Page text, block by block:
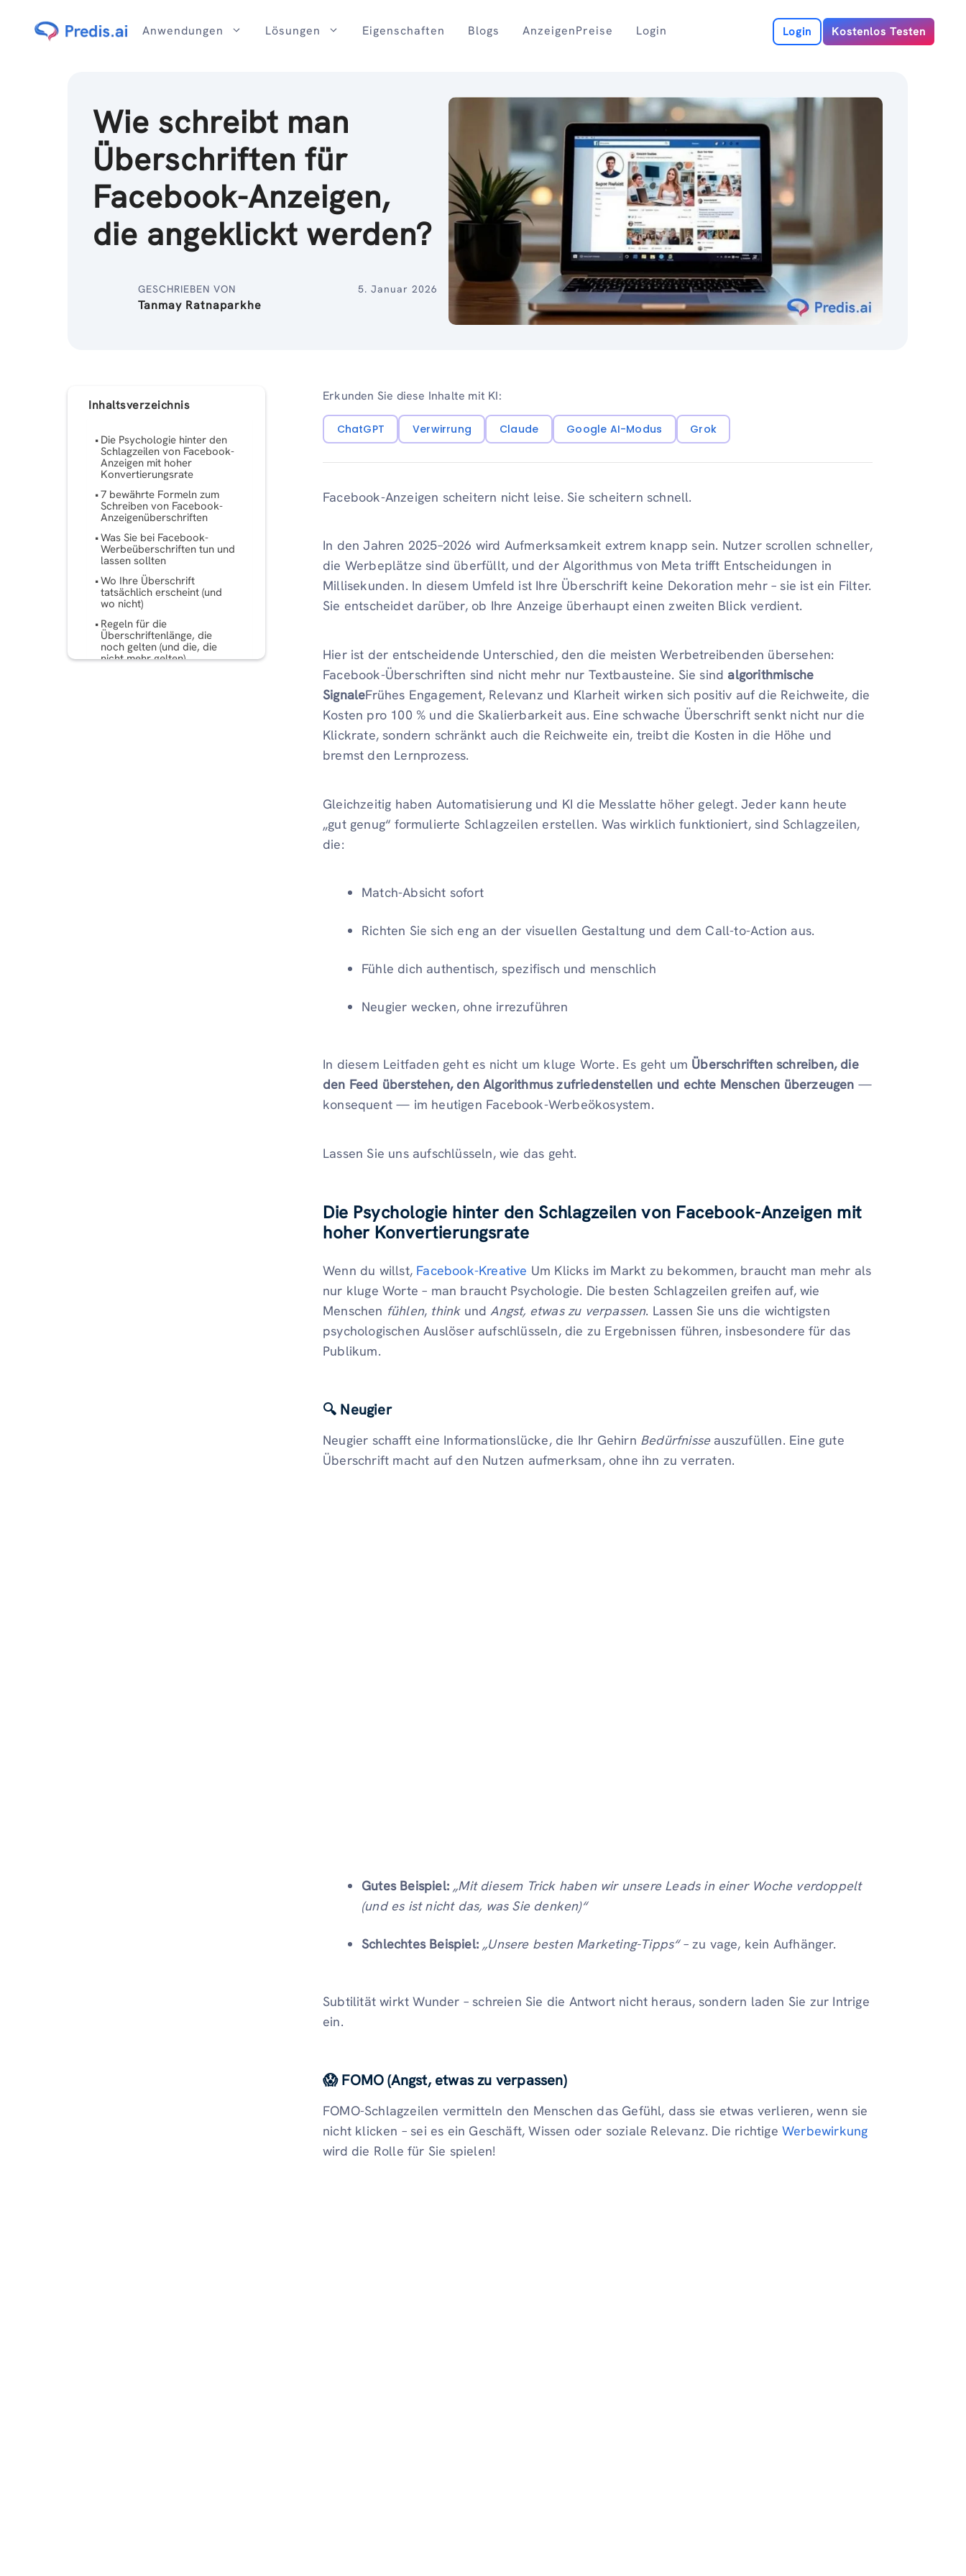
Anwendungen Lösungen Eigenschaften Blogs AnzeigenPreise Login Login Kostenlos Testen
Wie schreibt man
Überschriften für
Facebook-Anzeigen,
die angeklickt werden?
GESCHRIEBEN VON
Tanmay Ratnaparkhe
5. Januar 2026
Inhaltsverzeichnis
Die Psychologie hinter den
Schlagzeilen von Facebook-
Anzeigen mit hoher
Konvertierungsrate
7 bewährte Formeln zum
Schreiben von Facebook-
Anzeigenüberschriften
Was Sie bei Facebook-
Werbeüberschriften tun und
lassen sollten
Wo Ihre Überschrift
tatsächlich erscheint (und
wo nicht)
Regeln für die
Überschriftenlänge, die
noch gelten (und die, die
nicht mehr gelten)
Erkunden Sie diese Inhalte mit KI:
ChatGPT Verwirrung Claude Google AI-Modus Grok
Facebook-Anzeigen scheitern nicht leise. Sie scheitern schnell.
In den Jahren 2025–2026 wird Aufmerksamkeit extrem knapp sein. Nutzer scrollen schneller,
die Werbeplätze sind überfüllt, und der Algorithmus von Meta trifft Entscheidungen in
Millisekunden. In diesem Umfeld ist Ihre Überschrift keine Dekoration mehr – sie ist ein Filter.
Sie entscheidet darüber, ob Ihre Anzeige überhaupt einen zweiten Blick verdient.
Hier ist der entscheidende Unterschied, den die meisten Werbetreibenden übersehen:
Facebook-Überschriften sind nicht mehr nur Textbausteine. Sie sind algorithmische
SignaleFrühes Engagement, Relevanz und Klarheit wirken sich positiv auf die Reichweite, die
Kosten pro 100 % und die Skalierbarkeit aus. Eine schwache Überschrift senkt nicht nur die
Klickrate, sondern schränkt auch die Reichweite ein, treibt die Kosten in die Höhe und
bremst den Lernprozess.
Gleichzeitig haben Automatisierung und KI die Messlatte höher gelegt. Jeder kann heute
„gut genug“ formulierte Schlagzeilen erstellen. Was wirklich funktioniert, sind Schlagzeilen,
die:
Match-Absicht sofort
Richten Sie sich eng an der visuellen Gestaltung und dem Call-to-Action aus.
Fühle dich authentisch, spezifisch und menschlich
Neugier wecken, ohne irrezuführen
In diesem Leitfaden geht es nicht um kluge Worte. Es geht um Überschriften schreiben, die
den Feed überstehen, den Algorithmus zufriedenstellen und echte Menschen überzeugen —
konsequent — im heutigen Facebook-Werbeökosystem.
Lassen Sie uns aufschlüsseln, wie das geht.
Die Psychologie hinter den Schlagzeilen von Facebook-Anzeigen mit
hoher Konvertierungsrate
Wenn du willst, Facebook-Kreative Um Klicks im Markt zu bekommen, braucht man mehr als
nur kluge Worte – man braucht Psychologie. Die besten Schlagzeilen greifen auf, wie
Menschen fühlen, thinkundAngst, etwas zu verpassen. Lassen Sie uns die wichtigsten
psychologischen Auslöser aufschlüsseln, die zu Ergebnissen führen, insbesondere für das
Publikum.
🔍 Neugier
Neugier schafft eine Informationslücke, die Ihr Gehirn Bedürfnisseauszufüllen. Eine gute
Überschrift macht auf den Nutzen aufmerksam, ohne ihn zu verraten.
Gutes Beispiel: „Mit diesem Trick haben wir unsere Leads in einer Woche verdoppelt
(und es ist nicht das, was Sie denken)“
Schlechtes Beispiel: „Unsere besten Marketing-Tipps“– zu vage, kein Aufhänger.
Subtilität wirkt Wunder – schreien Sie die Antwort nicht heraus, sondern laden Sie zur Intrige
ein.
😱 FOMO (Angst, etwas zu verpassen)
FOMO-Schlagzeilen vermitteln den Menschen das Gefühl, dass sie etwas verlieren, wenn sie
nicht klicken – sei es ein Geschäft, Wissen oder soziale Relevanz. Die richtigeWerbewirkung
wird die Rolle für Sie spielen!